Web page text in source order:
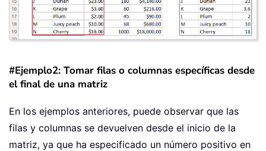
#Ejemplo2: Tomar filas o columnas específicas desde
el final de una matriz
En los ejemplos anteriores, puede observar que las
filas y columnas se devuelven desde el inicio de la
matriz, ya que ha especificado un número positivo en